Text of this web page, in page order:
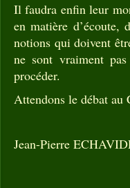
Il faudra enfin leur
en matière d’écoute,
notions qui doivent
ne sont vraiment
procéder.
Attendons le débat
Jean-Pierre